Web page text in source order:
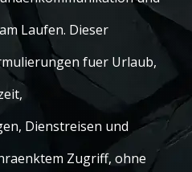
Laufen. Dieser
fuer Urlaub,
Dienstreisen und
Zugriff, ohne